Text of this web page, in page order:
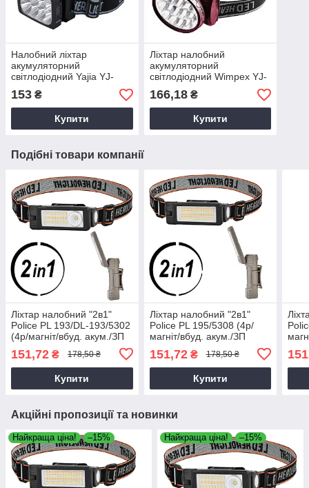
Налобний ліхтар
акумуляторний
світлодіодний Yajia YJ-
1837-12LED Ліхтарик на
голову
153 ₴
Купити
Ліхтар налобний
акумуляторний
світлодіодний Wimpex YJ-
1898-13LED Ліхтарик на
лоб 2 режими роботи
166,18₴
Купити
Подібні товари компанії
Ліхтар налобний "2в1"
Police PL 193/DL-193/5302
(4р/магніт/вбуд. акум./ЗП
світлодіодний ліхтар на
голову
151,72 ₴ 178,50 ₴
Купити
Ліхтар налобний "2в1"
Police PL 195/5308 (4р/
магніт/вбуд. акум./ЗП
світлодіодний ліхтар на
голову
151,72₴ 178,50 ₴
Купити
Акційні пропозиції та новинки
Найкраща ціна! –15% Найкраща ціна! –15%